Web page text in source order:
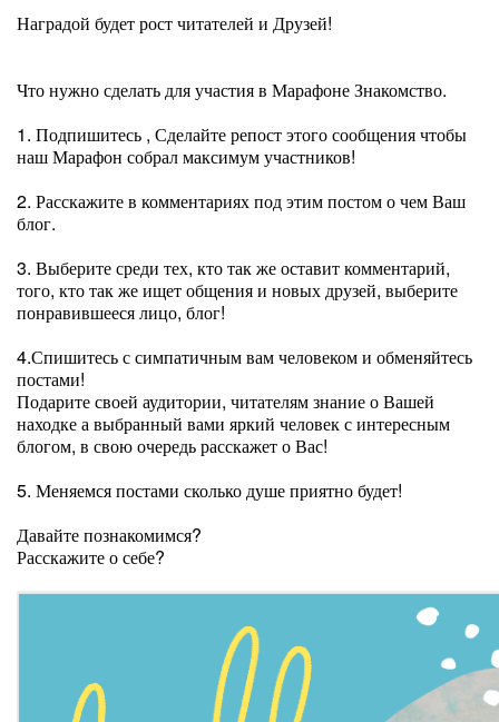
Наградой будет рост читателей и Друзей!
Что нужно сделать для участия в Марафоне Знакомство.
1. Подпишитесь , Сделайте репост этого сообщения чтобы
наш Марафон собрал максимум участников!
2. Расскажите в комментариях под этим постом о чем Ваш
блог.
3. Выберите среди тех, кто так же оставит комментарий,
того, кто так же ищет общения и новых друзей, выберите
понравившееся лицо, блог!
4.Спишитесь с симпатичным вам человеком и обменяйтесь
постами!
Подарите своей аудитории, читателям знание о Вашей
находке а выбранный вами яркий человек с интересным
блогом, в свою очередь расскажет о Вас!
5. Меняемся постами сколько душе приятно будет!
Давайте познакомимся?
Расскажите о себе?